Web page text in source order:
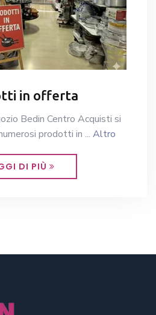
in offerta
Bedin Centro Acquisti si
prodotti in ... Altro
DI PIÙ